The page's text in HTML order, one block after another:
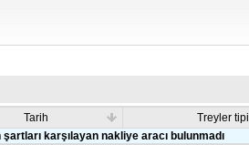
Tarih Treyler tipi
karşılayan nakliye aracı bulunmadı